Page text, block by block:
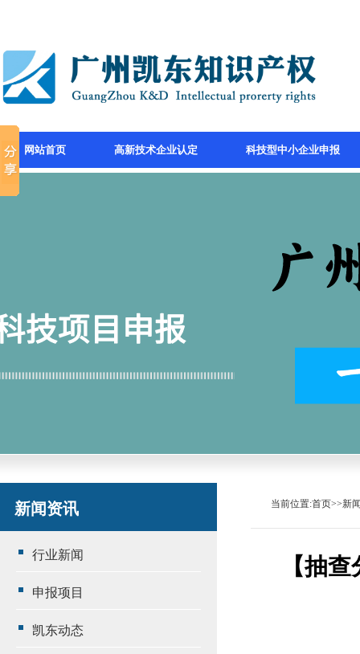
网站首页 高新技术企业认定 科技型中小企业申报
新闻资讯
行业新闻
申报项目
凯东动态
当前位置:首页>>新
【抽